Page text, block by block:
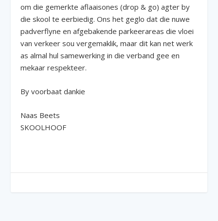
om die gemerkte aflaaisones (drop & go) agter by
die skool te eerbiedig. Ons het geglo dat die nuwe
padverflyne en afgebakende parkeerareas die vloei
van verkeer sou vergemaklik, maar dit kan net werk
as almal hul samewerking in die verband gee en
mekaar respekteer.
By voorbaat dankie
Naas Beets
SKOOLHOOF